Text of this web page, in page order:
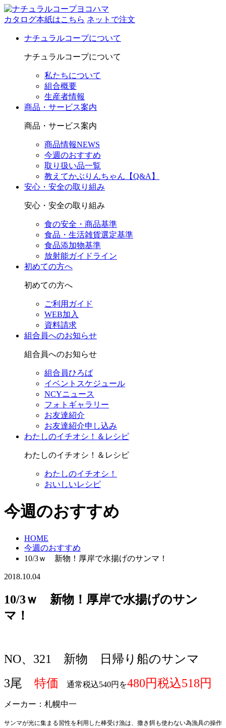
カタログ本紙はこちら ネットで注文
ナチュラルコープについて
ナチュラルコープについて
私たちについて
組合概要
生産者情報
商品・サービス案内
商品・サービス案内
商品情報NEWS
今週のおすすめ
取り扱い品一覧
教えてかぶりんちゃん【Q&A】
安心・安全の取り組み
安心・安全の取り組み
食の安全・商品基準
食品・生活雑貨選定基準
食品添加物基準
放射能ガイドライン
初めての方へ
初めての方へ
ご利用ガイド
WEB加入
資料請求
組合員へのお知らせ
組合員へのお知らせ
組合員ひろば
イベントスケジュール
NCYニュース
フォトギャラリー
お友達紹介
お友達紹介申し込み
わたしのイチオシ！＆レシピ
わたしのイチオシ！＆レシピ
わたしのイチオシ！
おいしいレシピ
今週のおすすめ
HOME
今週のおすすめ
10/3ｗ 新物！厚岸で水揚げのサンマ！
2018.10.04
10/3ｗ 新物！厚岸で水揚げのサン
マ！
NO、321 新物 日帰り船のサンマ
3尾 特価 通常税込540円を480円税込518円
メーカー：札幌中一
サンマが光に集まる習性を利用した棒受け漁は、撒き餌も使わない為漁具の操作